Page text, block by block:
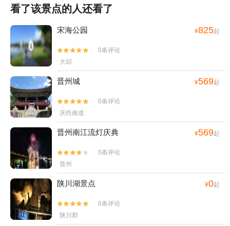
看了该景点的人还看了
宋海公园 ¥825起


0条评论
大邱
晋州城 ¥569起


0条评论
庆尚南道
晋州南江流灯庆典 ¥569起


0条评论
晋州
陕川湖景点 ¥0起


0条评论
陕川郡